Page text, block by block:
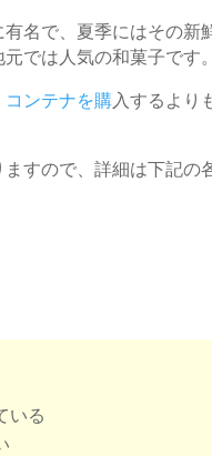
名で、夏季にはその新
では人気の和菓子です。
コンテナを購入するより
すので、詳細は下記の
いる